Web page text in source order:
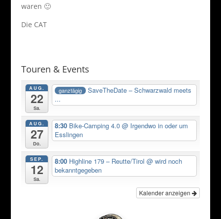
waren 🙂
Die CAT
Touren & Events
AUG.
22
Sa.
ganztägig
SaveTheDate – Schwarzwald meets
...
AUG.
27
Do.
8:30 Bike-Camping 4.0@ Irgendwo in oder um
Esslingen
SEP.
12
Sa.
8:00 Highline 179 – Reutte/Tirol@ wird noch
bekanntgegeben
Kalender anzeigen